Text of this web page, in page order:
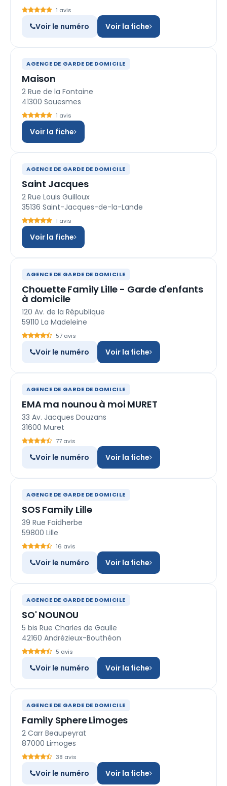
1 avis
Voir le numéro Voir la fiche
AGENCE DE GARDE DE DOMICILE
Maison
2 Rue de la Fontaine
41300 Souesmes
1 avis
Voir la fiche
AGENCE DE GARDE DE DOMICILE
Saint Jacques
2 Rue Louis Guilloux
35136 Saint-Jacques-de-la-Lande
1 avis
Voir la fiche
AGENCE DE GARDE DE DOMICILE
Chouette Family Lille - Garde d'enfants
à domicile
120 Av. de la République
59110 La Madeleine
57 avis
Voir le numéro Voir la fiche
AGENCE DE GARDE DE DOMICILE
EMA ma nounou à moi MURET
33 Av. Jacques Douzans
31600 Muret
77 avis
Voir le numéro Voir la fiche
AGENCE DE GARDE DE DOMICILE
SOS Family Lille
39 Rue Faidherbe
59800 Lille
16 avis
Voir le numéro Voir la fiche
AGENCE DE GARDE DE DOMICILE
SO' NOUNOU
5 bis Rue Charles de Gaulle
42160 Andrézieux-Bouthéon
5 avis
Voir le numéro Voir la fiche
AGENCE DE GARDE DE DOMICILE
Family Sphere Limoges
2 Carr Beaupeyrat
87000 Limoges
38 avis
Voir le numéro Voir la fiche